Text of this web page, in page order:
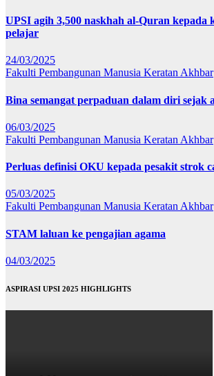
UPSI agih 3,500 naskhah al-Quran kepada
pelajar
24/03/2025
Fakulti Pembangunan Manusia Keratan Akhbar
Bina semangat perpaduan dalam diri sejak
06/03/2025
Fakulti Pembangunan Manusia Keratan Akhbar
Perluas definisi OKU kepada pesakit strok
05/03/2025
Fakulti Pembangunan Manusia Keratan Akhbar
STAM laluan ke pengajian agama
04/03/2025
ASPIRASI UPSI 2025 HIGHLIGHTS